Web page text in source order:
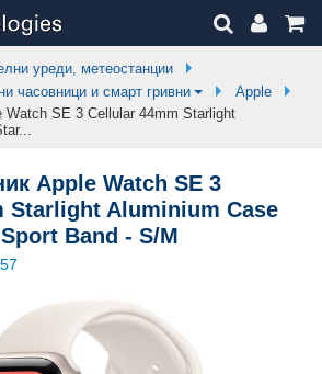
уреди, метеостанции
часовници и смарт гривни
Apple
Watch SE 3 Cellular 44mm Starlight
Apple Watch SE 3
Starlight Aluminium Case
Band - S/M